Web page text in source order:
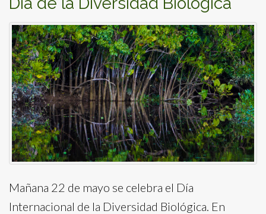
Mañana 22 de mayo se celebra el Día
Internacional de la Diversidad Biológica. En